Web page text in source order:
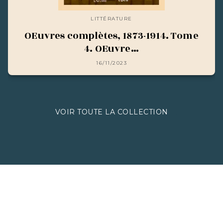
LITTÉRATURE
OEuvres complètes, 1873-1914. Tome
4. OEuvre…
16/11/2023
VOIR TOUTE LA COLLECTION